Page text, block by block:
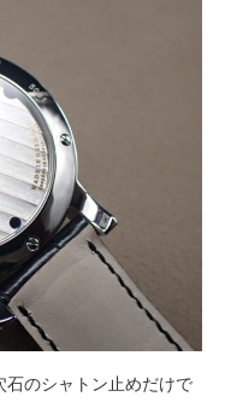
石のシャトン止めだけで